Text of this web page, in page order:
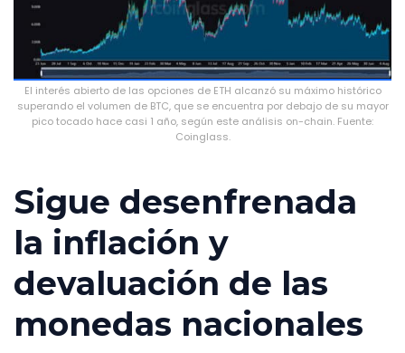
El interés abierto de las opciones de ETH alcanzó su máximo histórico
superando el volumen de BTC, que se encuentra por debajo de su mayor
pico tocado hace casi 1 año, según este análisis on-chain. Fuente:
Coinglass.
Sigue desenfrenada
la inflación y
devaluación de las
monedas nacionales